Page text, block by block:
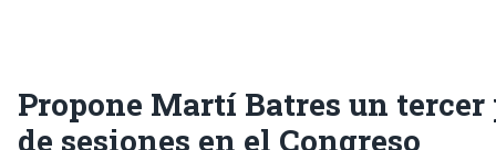
Propone Martí Batres un tercer
de sesiones en el Congreso